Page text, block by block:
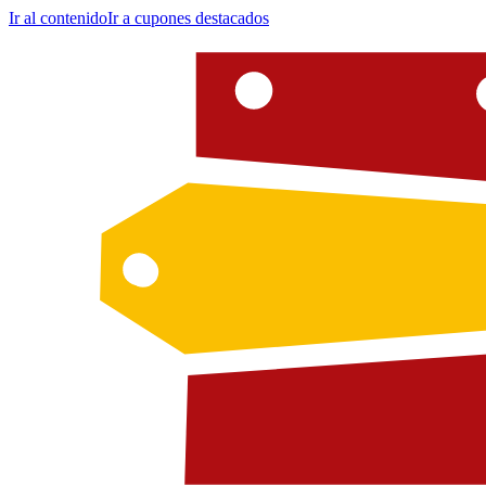
Ir al contenidoIr a cupones destacados